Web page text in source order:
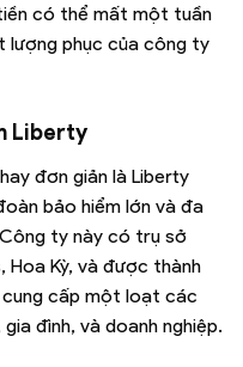
có thể mất một tuần
lượng phục của công ty
Liberty
đơn giản là Liberty
bảo hiểm lớn và đa
ty này có trụ sở
Hoa Kỳ, và được thành
cung cấp một loạt các
đình, và doanh nghiệp.